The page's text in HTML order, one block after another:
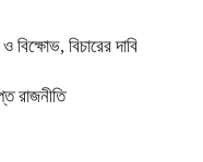
বিচারের দাবি
রাজনীতি